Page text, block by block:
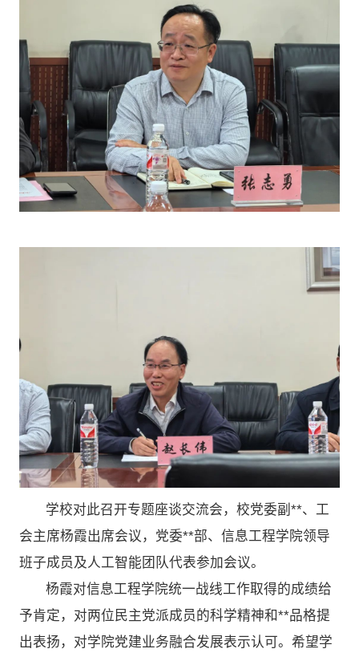
学校对此召开专题座谈交流会，校党委副**、工
会主席杨霞出席会议，党委**部、信息工程学院领导
班子成员及人工智能团队代表参加会议。
杨霞对信息工程学院统一战线工作取得的成绩给
予肯定，对两位民主党派成员的科学精神和**品格提
出表扬，对学院党建业务融合发展表示认可。希望学